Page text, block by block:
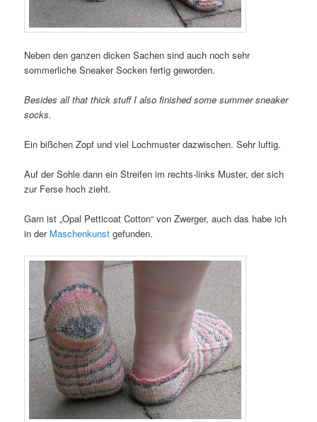
Neben den ganzen dicken Sachen sind auch noch sehr
sommerliche Sneaker Socken fertig geworden.
Besides all that thick stuff I also finished some summer sneaker
socks.
Ein bißchen Zopf und viel Lochmuster dazwischen. Sehr luftig.
Auf der Sohle dann ein Streifen im rechts-links Muster, der sich
zur Ferse hoch zieht.
Garn ist „Opal Petticoat Cotton“ von Zwerger, auch das habe ich
in der Maschenkunst gefunden.